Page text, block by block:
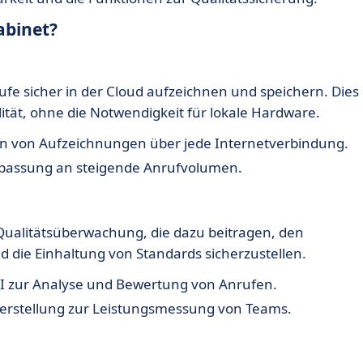
sicher in der Cloud aufzeichnen und speichern. Dies
ohne die Notwendigkeit für lokale Hardware.
von Aufzeichnungen über jede Internetverbindung.
an steigende Anrufvolumen.
die dazu beitragen, den
Einhaltung von Standards sicherzustellen.
zur Analyse und Bewertung von Anrufen.
zur Leistungsmessung von Teams.